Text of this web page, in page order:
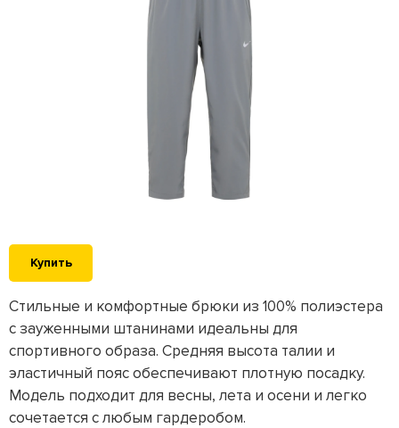
Купить
Стильные и комфортные брюки из 100% полиэстера
с зауженными штанинами идеальны для
спортивного образа. Средняя высота талии и
эластичный пояс обеспечивают плотную посадку.
Модель подходит для весны, лета и осени и легко
сочетается с любым гардеробом.